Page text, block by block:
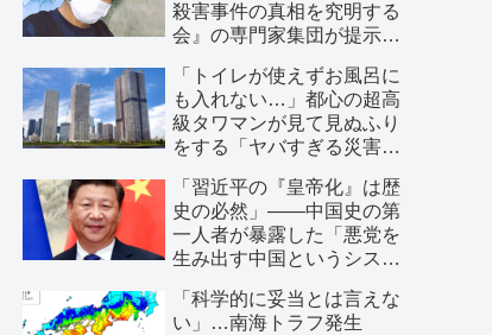
殺害事件の真相を究明する
会』の専門家集団が提示し
「トイレが使えずお風呂に
も入れない…」都心の超高
級タワマンが見て見ぬふり
をする「ヤバすぎる災害リ
「習近平の『皇帝化』は歴
史の必然」――中国史の第
一人者が暴露した「悪党を
生み出す中国というシステ
「科学的に妥当とは言えな
い」…南海トラフ発生